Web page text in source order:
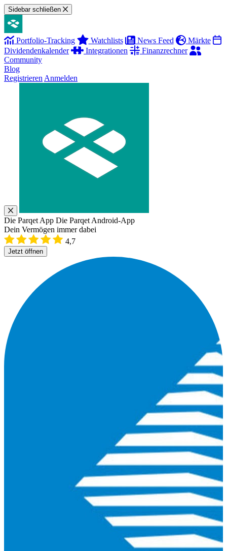
Sidebar schließen
Portfolio-Tracking Watchlists News Feed
Märkte
Dividendenkalender
Integrationen
Finanzrechner
Community
Blog
Registrieren Anmelden
Die Parqet App Die Parqet Android-App
Dein Vermögen immer dabei
4,7
Jetzt öffnen